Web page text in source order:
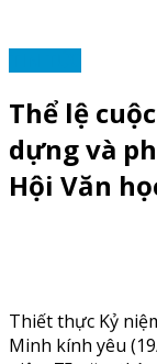
Thể lệ
dựng và
Hội Văn
Thiết thực Kỷ
Minh kính yêu